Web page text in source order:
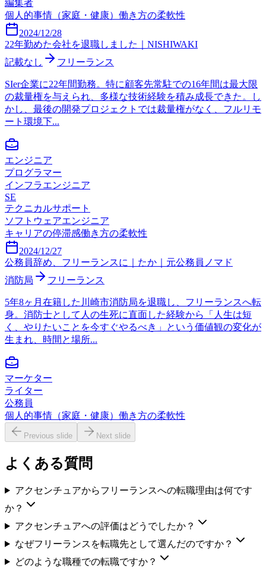
編集者
個人的事情（家庭・健康） 働き方の柔軟性
2024/12/28
22年勤めた会社を退職しました｜NISHIWAKI
記載なし
フリーランス
SIer企業に22年間勤務。特に顧客先常駐での16年間は最大限
の裁量権を与えられ、多様な技術経験を積み成長できた。し
かし、最後の開発プロジェクトでは裁量権がなく、フルリモ
ート環境下...
エンジニア
プログラマー
インフラエンジニア
SE
テクニカルサポート
ソフトウェアエンジニア
キャリアの停滞感働き方の柔軟性
2024/12/27
公務員辞め、フリーランスに｜たか｜元公務員ノマド
消防局
フリーランス
5年8ヶ月在籍した川崎市消防局を退職し、フリーランスへ転
身。消防士として人の生死に直面した経験から「人生は短
く、やりたいことを今すぐやるべき」という価値観の変化が
生まれ、時間と場所...
マーケター
ライター
公務員
個人的事情（家庭・健康） 働き方の柔軟性
Previous slide Next slide
よくある質問
アクセンチュアからフリーランスへの転職理由は何です
か？
アクセンチュアへの評価はどうでしたか？
なぜフリーランスを転職先として選んだのですか？
どのような職種での転職ですか？